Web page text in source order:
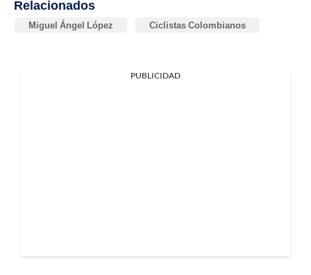
Relacionados
Miguel Ángel López Ciclistas Colombianos
PUBLICIDAD